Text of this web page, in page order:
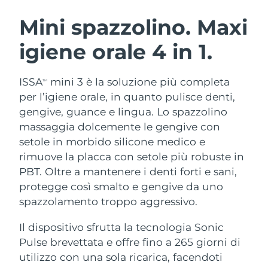
Mini spazzolino. Maxi
igiene orale 4 in 1.
ISSATM
mini 3 è la soluzione più completa
per l’igiene orale, in quanto pulisce denti,
gengive, guance e lingua. Lo spazzolino
massaggia dolcemente le gengive con
setole in morbido silicone medico e
rimuove la placca con setole più robuste in
PBT. Oltre a mantenere i denti forti e sani,
protegge così smalto e gengive da uno
spazzolamento troppo aggressivo.
Il dispositivo sfrutta la tecnologia Sonic
Pulse brevettata e offre fino a 265 giorni di
utilizzo con una sola ricarica, facendoti
LUNA™ 4 pacchetto
Anti-aging massage
LUNA™ 4 Plus
Massage, LED heating
For men, anti-aging massage
BEAR™ 2 pacchetto
Microcurrent toning
BEAR™ 2 go
Microcurrent toning on-the-go
Microcurrent line smoothing device
Idratazione
UFO™ 3 pacchetto
Deep facial hydration
UFO™ 3 LED
Near-infrared and red light therapy
device
Igiene orale
issa™ 4
Hybrid silicone sonic toothbrush
issa™ 4 plus
Smart hybrid silicone sonic toothbrush
TRATTAMENTI ANTI-AGE FAQ™
Anti-age Trattamenti LED
NEW
Austria Consegna stimata 10/08/2026
Bahrein Consegna stimata
Belgio
Bermuda Consegna stimata 16/08/2026
Bosnia ed
Erzegovina
Consegna stimata
Brunei Consegna stimata 15/08/2026
Bulgaria Consegna stimata
Canada Consegna stimata14/08/2026
Cile Consegna stimata14/08/2026